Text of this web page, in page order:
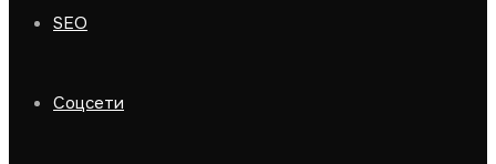
SEO
Соцсети